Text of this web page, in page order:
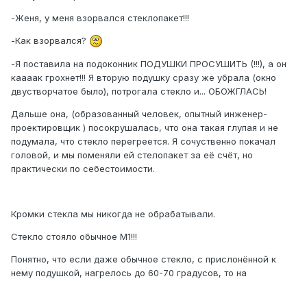
-Женя, у меня взорвался стеклопакет!!!
-Как взорвался?
-Я поставила на подоконник ПОДУШКИ ПРОСУШИТЬ (!!!), а он
каааак грохнет!!! Я вторую подушку сразу же убрала (окно
двустворчатое было), потрогала стекло и... ОБОЖГЛАСЬ!
Дальше она, (образованный человек, опытный инженер-
проектировщик ) посокрушалась, что она такая глупая и не
подумала, что стекло перегреется. Я сочуственно покачал
головой, и мы поменяли ей стелопакет за её счёт, но
практически по себестоимости.
Кромки стекла мы никогда не обрабатывали.
Стекло стояло обычное М1!!!
Понятно, что если даже обычное стекло, с прислонённой к
нему подушкой, нагрелось до 60-70 градусов, то на